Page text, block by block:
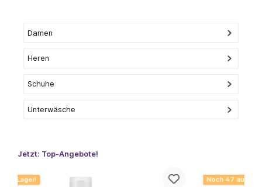
Damen
Heren
Schuhe
Unterwäsche
Jetzt: Top-Angebote!
Noch 47 aur Lager!